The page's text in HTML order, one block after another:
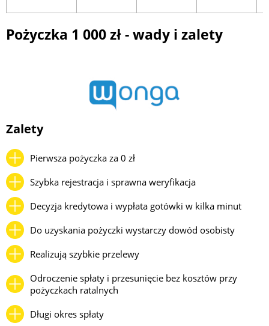
Pożyczka 1 000 zł - wady i zalety
Zalety
Pierwsza pożyczka za 0 zł
Szybka rejestracja i sprawna weryfikacja
Decyzja kredytowa i wypłata gotówki w kilka minut
Do uzyskania pożyczki wystarczy dowód osobisty
Realizują szybkie przelewy
Odroczenie spłaty i przesunięcie bez kosztów przy
pożyczkach ratalnych
Długi okres spłaty